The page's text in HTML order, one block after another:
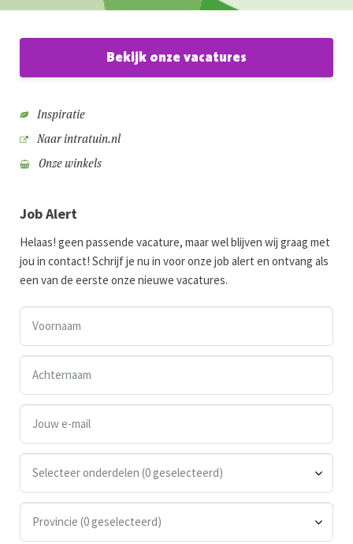
Bekijk onze vacatures
Inspiratie
Naar intratuin.nl
Onze winkels
Job Alert
Helaas! geen passende vacature, maar wel blijven wij graag met
jou in contact! Schrijf je nu in voor onze job alert en ontvang als
een van de eerste onze nieuwe vacatures.
Selecteer onderdelen (0 geselecteerd)
Provincie (0 geselecteerd)